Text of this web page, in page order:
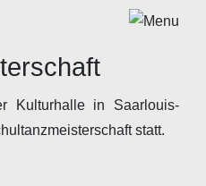
Kulturhalle in Saarlouis-
statt.